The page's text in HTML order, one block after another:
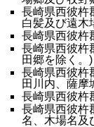
長崎県西彼杵
白髪及び遠木
長崎県西彼杵
長崎県西彼杵
田郷を除く。)
長崎県西彼杵
田川内、薩摩
長崎県西彼杵
長崎県西彼杵
名、木場名及